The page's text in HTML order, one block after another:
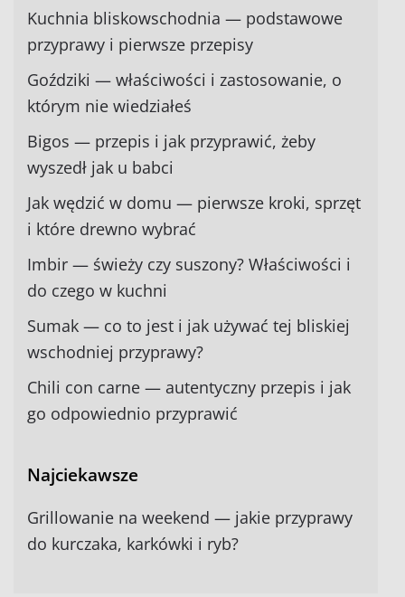
Kuchnia bliskowschodnia — podstawowe
przyprawy i pierwsze przepisy
Goździki — właściwości i zastosowanie, o
którym nie wiedziałeś
Bigos — przepis i jak przyprawić, żeby
wyszedł jak u babci
Jak wędzić w domu — pierwsze kroki, sprzęt
i które drewno wybrać
Imbir — świeży czy suszony? Właściwości i
do czego w kuchni
Sumak — co to jest i jak używać tej bliskiej
wschodniej przyprawy?
Chili con carne — autentyczny przepis i jak
go odpowiednio przyprawić
Najciekawsze
Grillowanie na weekend — jakie przyprawy
do kurczaka, karkówki i ryb?